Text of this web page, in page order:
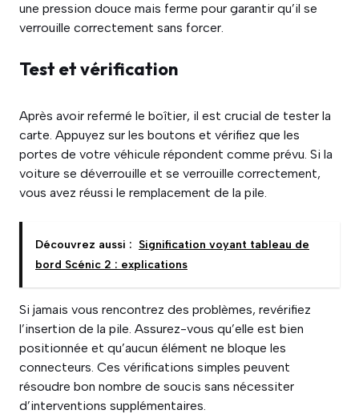
une pression douce mais ferme pour garantir qu’il se
verrouille correctement sans forcer.
Test et vérification
Après avoir refermé le boîtier, il est crucial de tester la
carte. Appuyez sur les boutons et vérifiez que les
portes de votre véhicule répondent comme prévu. Si la
voiture se déverrouille et se verrouille correctement,
vous avez réussi le remplacement de la pile.
Découvrez aussi : Signification voyant tableau de
bord Scénic 2 : explications
Si jamais vous rencontrez des problèmes, revérifiez
l’insertion de la pile. Assurez-vous qu’elle est bien
positionnée et qu’aucun élément ne bloque les
connecteurs. Ces vérifications simples peuvent
résoudre bon nombre de soucis sans nécessiter
d’interventions supplémentaires.